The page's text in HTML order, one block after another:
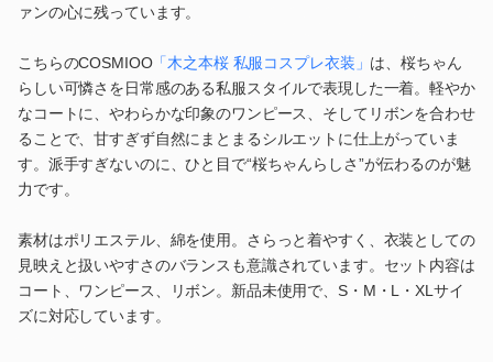
ァンの心に残っています。
こちらのCOSMIOO「木之本桜 私服コスプレ衣装」 は、桜ちゃん
らしい可憐さを日常感のある私服スタイルで表現した一着。軽やか
なコートに、やわらかな印象のワンピース、そしてリボンを合わせ
ることで、甘すぎず自然にまとまるシルエットに仕上がっていま
す。派手すぎないのに、ひと目で“桜ちゃんらしさ”が伝わるのが魅
力です。
素材はポリエステル、綿を使用。さらっと着やすく、衣装としての
見映えと扱いやすさのバランスも意識されています。セット内容は
コート、ワンピース、リボン。新品未使用で、S・M・L・XLサイ
ズに対応しています。